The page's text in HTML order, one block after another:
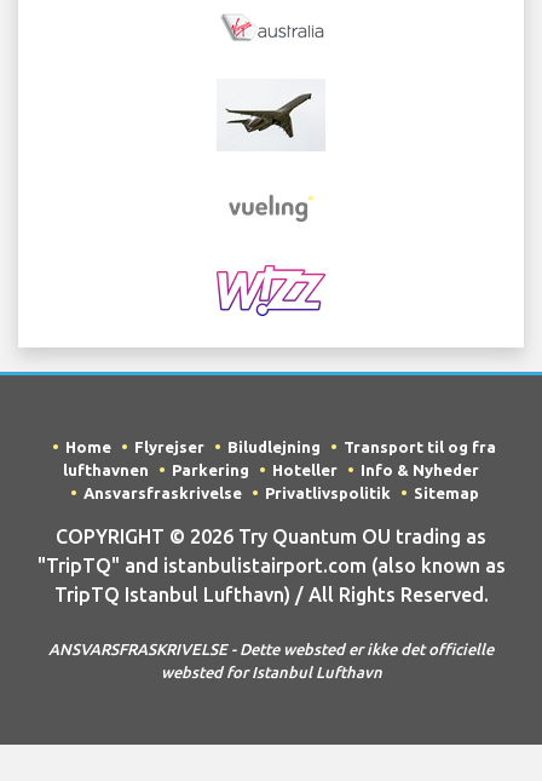
Home Flyrejser Biludlejning
Transport til og fra
lufthavnen
Parkering Hoteller
Info & Nyheder
Ansvarsfraskrivelse
Privatlivspolitik Sitemap
COPYRIGHT © 2026 Try Quantum OU trading as
"TripTQ" and istanbulistairport.com (also known as
TripTQ Istanbul Lufthavn) / All Rights Reserved.
ANSVARSFRASKRIVELSE - Dette websted er ikke det officielle
websted for Istanbul Lufthavn